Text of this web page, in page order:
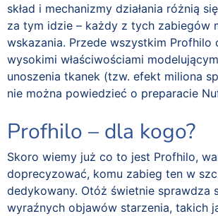
skład i mechanizmy działania różnią
za tym idzie – każdy z tych zabiegów
wskazania. Przede wszystkim Profhilo
wysokimi właściwościami
unoszenia tkanek (tzw. efekt miliona
nie można powiedzieć o preparacie
Profhilo – dla kogo?
Skoro wiemy już co to jest Profhilo,
doprecyzować, komu zabieg ten w
dedykowany. Otóż świetnie sprawdza
wyraźnych objawów starzenia, takich